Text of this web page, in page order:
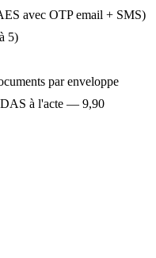
avec OTP email + SMS)
5)
par enveloppe
à l'acte — 9,90